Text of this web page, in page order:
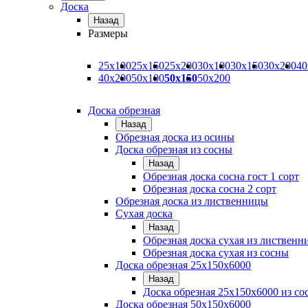
Доска
Назад
Размеры
25х10025х15025х20030х10030х15030х200
40х20050х10050х15050х200
Доска обрезная
Назад
Обрезная доска из осины
Доска обрезная из сосны
Назад
Обрезная доска сосна гост 1 сорт
Обрезная доска сосна 2 сорт
Обрезная доска из лиственницы
Сухая доска
Назад
Обрезная доска сухая из
Обрезная доска сухая из сосны
Доска обрезная 25х150х6000
Назад
Доска обрезная 25x150x6000 из
Доска обрезная 50х150х6000